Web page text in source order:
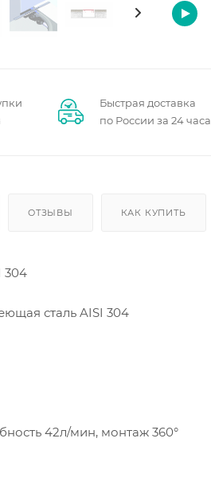
Быстрая доставка
по России за 24 часа
ОТЗЫВЫ КАК КУПИТЬ
304
сталь AISI 304
42л/мин, монтаж 360°